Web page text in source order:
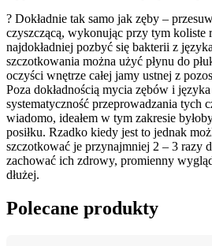
? Dokładnie tak samo jak zęby –
czyszczącą, wykonując przy tym koliste
najdokładniej pozbyć się bakterii z
szczotkowania można użyć płynu do
oczyści wnętrze całej jamy ustnej z
Poza dokładnością mycia zębów i
systematyczność przeprowadzania tych
wiadomo, ideałem w tym zakresie
posiłku. Rzadko kiedy jest to jednak
szczotkować je przynajmniej 2 – 3 razy
zachować ich zdrowy, promienny
dłużej.
Polecane produkty